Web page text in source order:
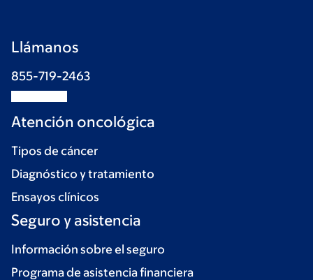
Llámanos
855-719-2463
Atención oncológica
Tipos de cáncer
Diagnóstico y tratamiento
Ensayos clínicos
Seguro y asistencia
Información sobre el seguro
Programa de asistencia financiera